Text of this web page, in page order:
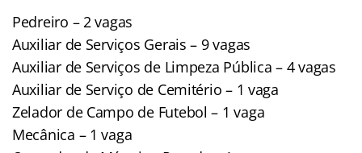
Pedreiro – 2 vagas
Auxiliar de Serviços Gerais – 9 vagas
Auxiliar de Serviços de Limpeza Pública – 4 vagas
Auxiliar de Serviço de Cemitério – 1 vaga
Zelador de Campo de Futebol – 1 vaga
Mecânica – 1 vaga